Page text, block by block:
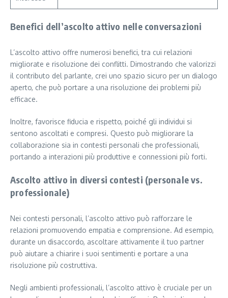
Benefici dell’ascolto attivo nelle conversazioni
L’ascolto attivo offre numerosi benefici, tra cui relazioni
migliorate e risoluzione dei conflitti. Dimostrando che valorizzi
il contributo del parlante, crei uno spazio sicuro per un dialogo
aperto, che può portare a una risoluzione dei problemi più
efficace.
Inoltre, favorisce fiducia e rispetto, poiché gli individui si
sentono ascoltati e compresi. Questo può migliorare la
collaborazione sia in contesti personali che professionali,
portando a interazioni più produttive e connessioni più forti.
Ascolto attivo in diversi contesti (personale vs.
professionale)
Nei contesti personali, l’ascolto attivo può rafforzare le
relazioni promuovendo empatia e comprensione. Ad esempio,
durante un disaccordo, ascoltare attivamente il tuo partner
può aiutare a chiarire i suoi sentimenti e portare a una
risoluzione più costruttiva.
Negli ambienti professionali, l’ascolto attivo è cruciale per un